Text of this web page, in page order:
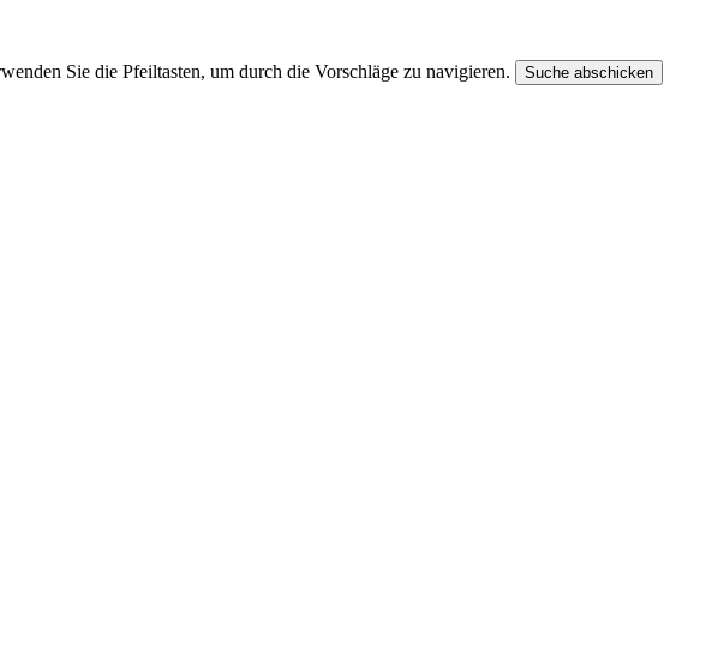
Sie die Pfeiltasten, um durch die Vorschläge zu navigieren. Suche abschicken